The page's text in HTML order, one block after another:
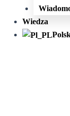
Wiedza